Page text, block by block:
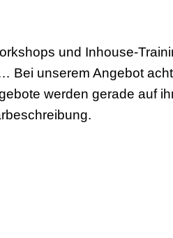
und Inhouse-
Bei unserem Angebot
werden gerade auf